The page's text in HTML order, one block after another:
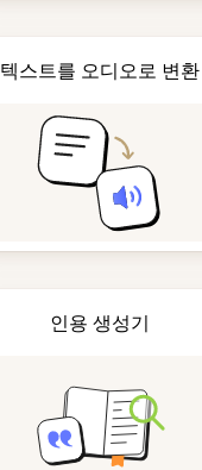
텍스트를 오디오로 변환
인용 생성기